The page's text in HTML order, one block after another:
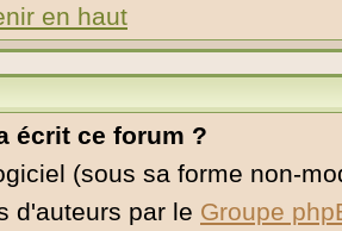
en haut
écrit ce forum ?
(sous sa forme non-
d'auteurs par le Groupe